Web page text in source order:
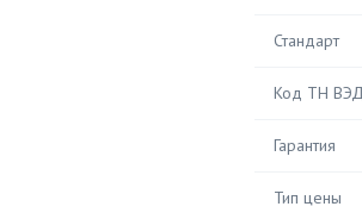
Стандарт
Код ТН ВЭД
Гарантия
Тип цены